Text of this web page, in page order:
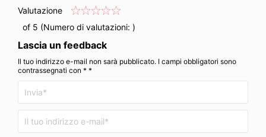
Valutazione
of 5 (Numero di valutazioni: )
Lascia un feedback
Il tuo indirizzo e-mail non sarà pubblicato. I campi obbligatori sono
contrassegnati con * *